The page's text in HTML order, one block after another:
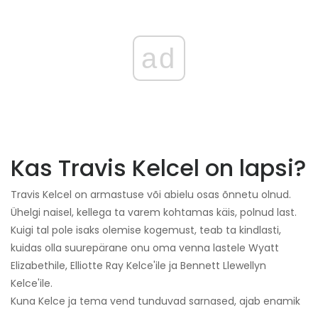
ad
Kas Travis Kelcel on lapsi?
Travis Kelcel on armastuse või abielu osas õnnetu olnud.
Ühelgi naisel, kellega ta varem kohtamas käis, polnud last.
Kuigi tal pole isaks olemise kogemust, teab ta kindlasti,
kuidas olla suurepärane onu oma venna lastele Wyatt
Elizabethile, Elliotte Ray Kelce'ile ja Bennett Llewellyn
Kelce'ile.
Kuna Kelce ja tema vend tunduvad sarnased, ajab enamik